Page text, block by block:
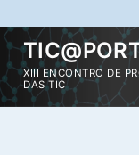
Saltar
para
conteúdo
XIII ENCONTRO DE
DAS TIC